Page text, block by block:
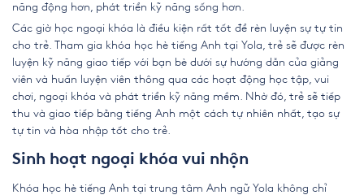
năng động hơn, phát triển kỹ năng sống hơn.
Các giờ học ngoại khóa là điều kiện rất tốt để rèn luyện sự tự tin
cho trẻ. Tham gia khóa học hè tiếng Anh tại Yola, trẻ sẽ được rèn
luyện kỹ năng giao tiếp với bạn bè dưới sự hướng dẫn của giảng
viên và huấn luyện viên thông qua các hoạt động học tập, vui
chơi, ngoại khóa và phát triển kỹ năng mềm. Nhờ đó, trẻ sẽ tiếp
thu và giao tiếp bằng tiếng Anh một cách tự nhiên nhất, tạo sự
tự tin và hòa nhập tốt cho trẻ.
Sinh hoạt ngoại khóa vui nhộn
Khóa học hè tiếng Anh tại trung tâm Anh ngữ Yola không chỉ